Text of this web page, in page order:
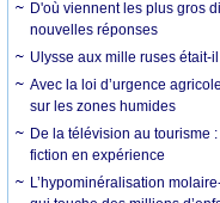
D'où viennent les plus gros
nouvelles réponses
Ulysse aux mille ruses était-
Avec la loi d’urgence
sur les zones humides
De la télévision au tourisme
fiction en expérience
L’hypominéralisation